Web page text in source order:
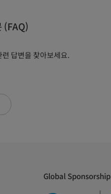
(FAQ)
답변을 찾아보세요.
Global Sponsorship